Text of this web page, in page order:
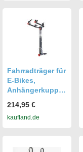
Bike für 3
Fahrräder - 60kg
Zuladung - am
Fahrzeug
klappbar -
Fahrradträger für
E-Bikes,
Anhängerkupplu
214,95 €
kaufland.de